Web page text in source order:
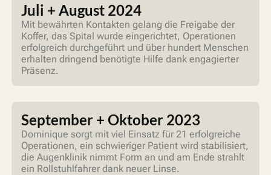
Juli + August 2024
Mit bewährten Kontakten gelang die Freigabe der
Koffer, das Spital wurde eingerichtet, Operationen
erfolgreich durchgeführt und über hundert Menschen
erhalten dringend benötigte Hilfe dank engagierter
Präsenz.
September + Oktober 2023
Dominique sorgt mit viel Einsatz für 21 erfolgreiche
Operationen, ein schwieriger Patient wird stabilisiert,
die Augenklinik nimmt Form an und am Ende strahlt
ein Rollstuhlfahrer dank neuer Linse.